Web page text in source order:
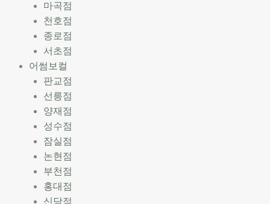
마곡점
천호점
종로점
서초점
어썸보컬
판교점
선릉점
양재점
성수점
잠실점
논현점
부천점
홍대점
신당점